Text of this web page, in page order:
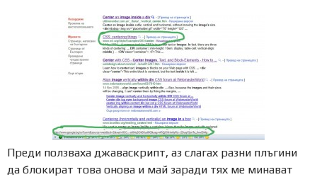
Преди ползваха джаваскрипт, аз слагах разни плъгини
да блокират това онова и май заради тях ме минават